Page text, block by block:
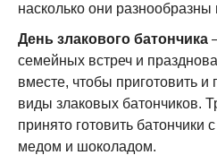
насколько они разнообразны
День злакового батончика
семейных встреч и
вместе, чтобы приготовить
виды злаковых батончиков.
принято готовить батончики
медом и шоколадом.